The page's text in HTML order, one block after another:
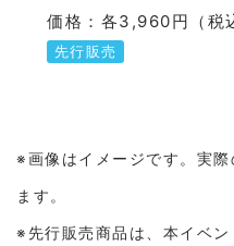
価格：各3,960円（税
先行販売
※画像はイメージです。実
ます。
※先行販売商品は、本イベン